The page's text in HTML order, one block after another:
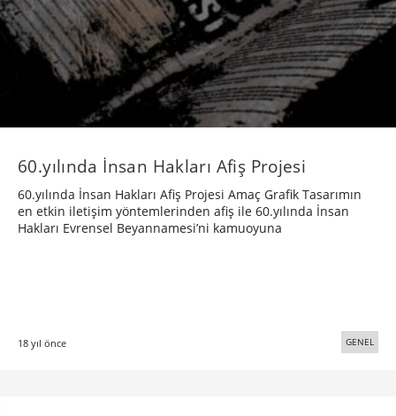
60.yılında İnsan Hakları Afiş Projesi
60.yılında İnsan Hakları Afiş Projesi Amaç Grafik Tasarımın
en etkin iletişim yöntemlerinden afiş ile 60.yılında İnsan
Hakları Evrensel Beyannamesi’ni kamuoyuna
18 yıl önce GENEL